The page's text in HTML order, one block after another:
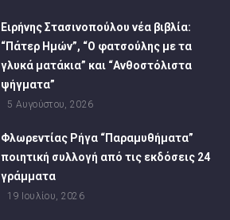
Ειρήνης Στασινοπούλου νέα βιβλία:
“Πάτερ Ημών”, “Ο φατσούλης με τα
γλυκά ματάκια” και “Ανθοστόλιστα
ψήγματα”
5 Αυγούστου, 2026
Φλωρεντίας Ρήγα “Παραμυθήματα”
ποιητική συλλογή από τις εκδόσεις 24
γράμματα
19 Ιουλίου, 2026